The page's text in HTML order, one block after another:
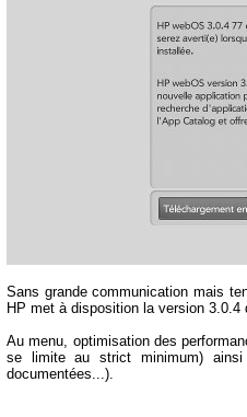
Sans grande communication mais
HP met à disposition la version 3.0.4
Au menu, optimisation des
se limite au strict minimum) ainsi
documentées...).